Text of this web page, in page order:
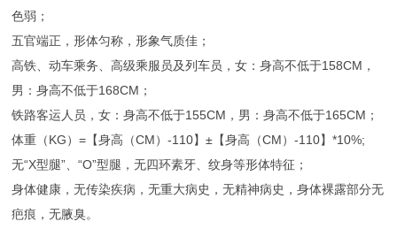
色弱；
五官端正，形体匀称，形象气质佳；
高铁、动车乘务、高级乘服员及列车员，女：身高不低于158CM，
男：身高不低于168CM；
铁路客运人员，女：身高不低于155CM，男：身高不低于165CM；
体重（KG）=【身高（CM）-110】±【身高（CM）-110】*10%;
无“X型腿”、“O”型腿，无四环素牙、纹身等形体特征；
身体健康，无传染疾病，无重大病史，无精神病史，身体裸露部分无
疤痕，无腋臭。